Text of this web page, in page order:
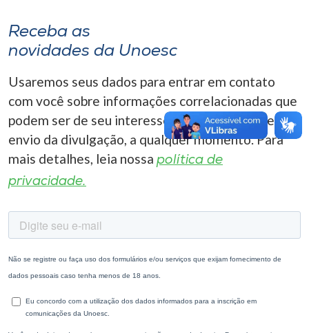
A+
Receba as
novidades da Unoesc
Usaremos seus dados para entrar em contato
com você sobre informações correlacionadas que
podem ser de seu interesse. Você pode cancelar o
envio da divulgação, a qualquer momento. Para
mais detalhes, leia nossa política de
privacidade.